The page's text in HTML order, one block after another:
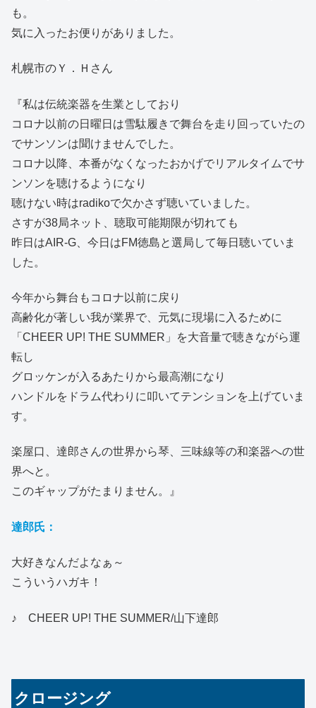
も。
気に入ったお便りがありました。
札幌市のＹ．Ｈさん
『私は伝統楽器を生業としており
コロナ以前の日曜日は雪駄履きで舞台を走り回っていたの
でサンソンは聞けませんでした。
コロナ以降、本番がなくなったおかげでリアルタイムでサ
ンソンを聴けるようになり
聴けない時はradikoで欠かさず聴いていました。
さすが38局ネット、聴取可能期限が切れても
昨日はAIR-G、今日はFM徳島と選局して毎日聴いていま
した。
今年から舞台もコロナ以前に戻り
高齢化が著しい我が業界で、元気に現場に入るために
「CHEER UP! THE SUMMER」を大音量で聴きながら運
転し
グロッケンが入るあたりから最高潮になり
ハンドルをドラム代わりに叩いてテンションを上げていま
す。
楽屋口、達郎さんの世界から琴、三味線等の和楽器への世
界へと。
このギャップがたまりません。』
達郎氏：
大好きなんだよなぁ～
こういうハガキ！
♪ CHEER UP! THE SUMMER/山下達郎
クロージング